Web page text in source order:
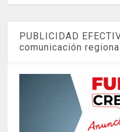
PUBLICIDAD
comunicación